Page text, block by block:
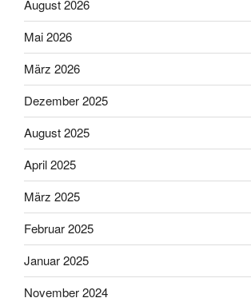
August 2026
Mai 2026
März 2026
Dezember 2025
August 2025
April 2025
März 2025
Februar 2025
Januar 2025
November 2024